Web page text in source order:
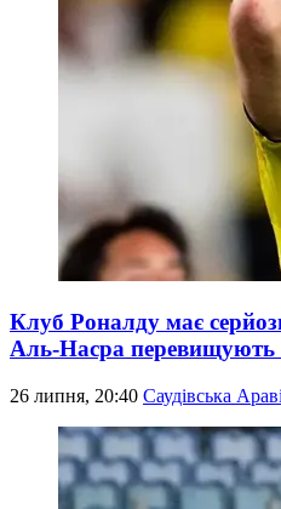
Клуб Роналду має
Аль-Насра перевищують
26 липня, 20:40 Саудівська